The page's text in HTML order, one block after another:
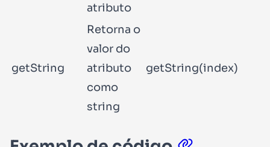
atributo
getString
Retorna o
valor do
atributo
como
string
getString(index)